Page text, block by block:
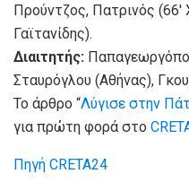
Προύντζος, Πατρινός (66′
Γαϊτανίδης).
Διαιτητής:
Σταυρόγλου (Αθήνας),
Το άρθρο “Λύγισε στην
για πρώτη φορά στο
Πηγή CRETA24